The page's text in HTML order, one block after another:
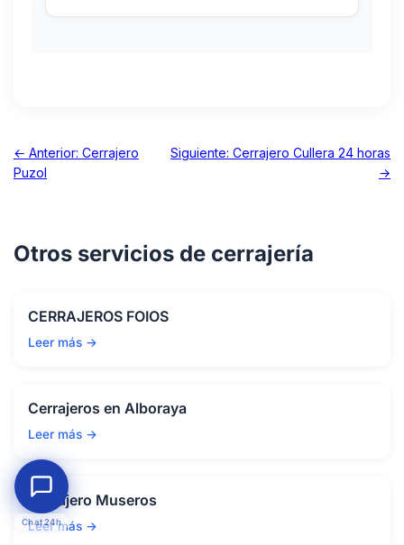
← Anterior: Cerrajero
Puzol
Siguiente: Cerrajero Cullera 24 horas
→
Otros servicios de cerrajería
CERRAJEROS FOIOS
Leer más →
Cerrajeros en Alboraya
Leer más →
Cerrajero Museros
Leer más →
Chat 24h